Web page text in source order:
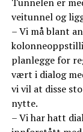
veitunnel og
– Vi må blant
planlegge for
vært i dialog
vi vil at disse
nytte.
– Vi har hatt